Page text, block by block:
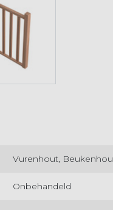
Vurenhout,
Onbehandeld